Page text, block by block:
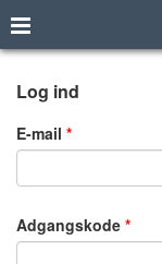
Log ind
E-mail
Adgangskode